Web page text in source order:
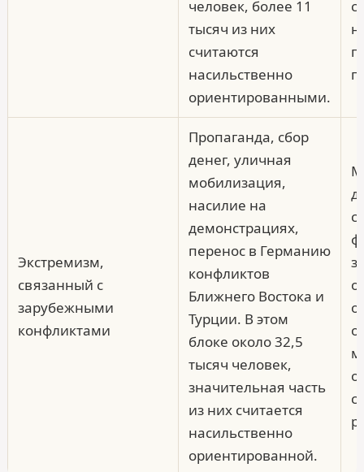
человек, более 11
тысяч из них
считаются
насильственно
ориентированными.
Экстремизм,
связанный с
зарубежными
конфликтами
Пропаганда, сбор
денег, уличная
мобилизация,
насилие на
демонстрациях,
перенос в Германию
конфликтов
Ближнего Востока и
Турции. В этом
блоке около 32,5
тысяч человек,
значительная часть
из них считается
насильственно
ориентированной.